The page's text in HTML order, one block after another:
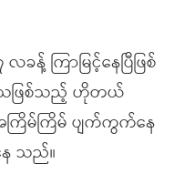
န့် ကြာမြင့်နေပြီဖြစ်
ဖြစ်သည့် ဟိုတယ်
အကြိမ်ကြိမ် ပျက်ကွက်နေ
ေ သည်။